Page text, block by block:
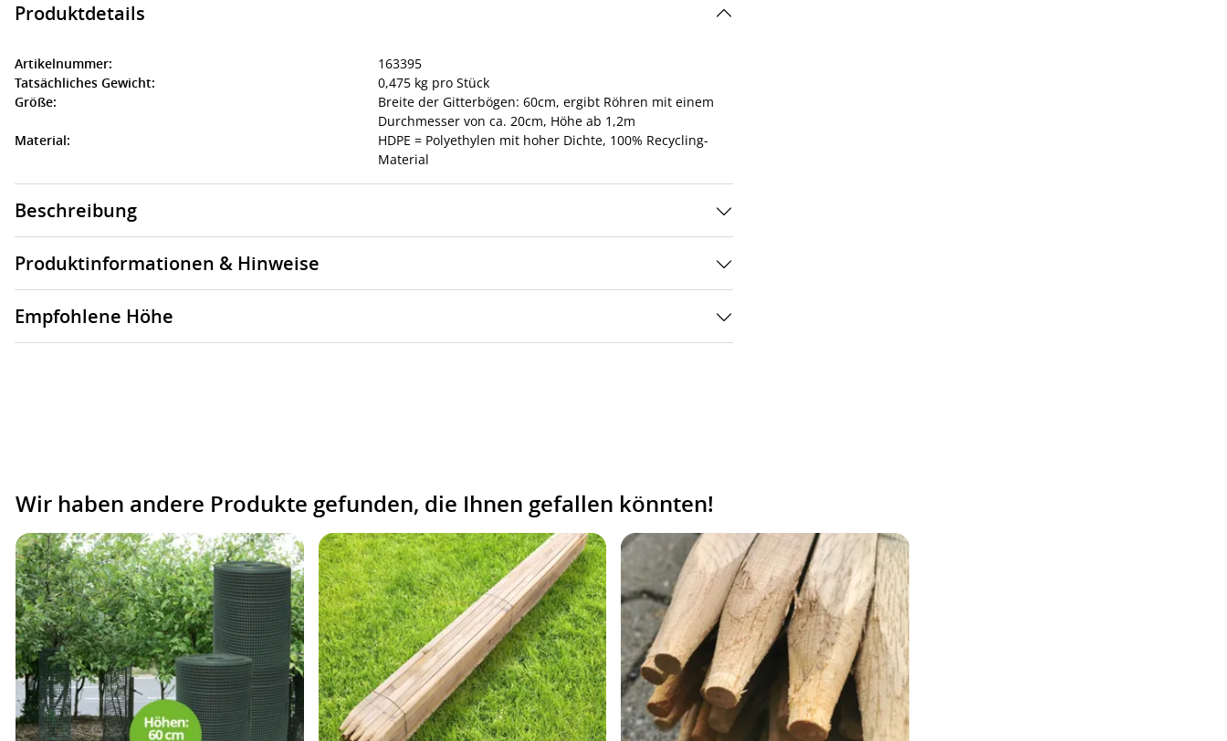
Produktdetails
Artikelnummer:
163395
Tatsächliches Gewicht:
0,475 kg pro Stück
Größe:
Breite der Gitterbögen: 60cm, ergibt Röhren mit einem
Durchmesser von ca. 20cm, Höhe ab 1,2m
Material:
HDPE = Polyethylen mit hoher Dichte, 100% Recycling-
Material
Beschreibung
Produktinformationen & Hinweise
Empfohlene Höhe
Wir haben andere Produkte gefunden, die Ihnen gefallen könnten!